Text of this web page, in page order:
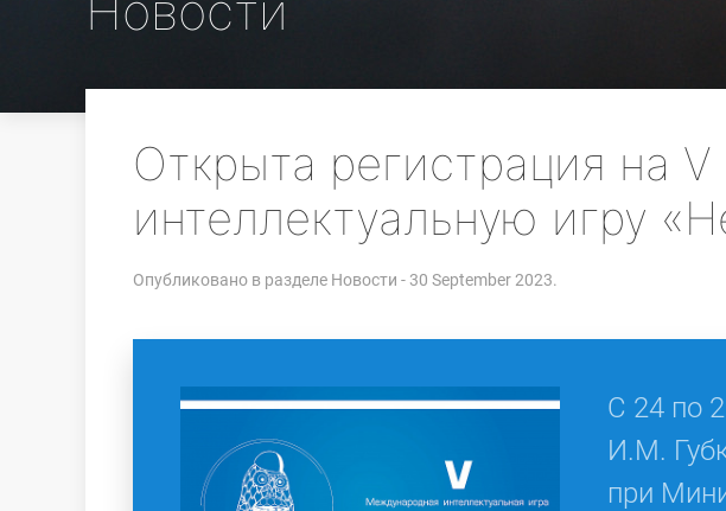
Открыта регистрация на
интеллектуальную игру
Опубликовано в разделе Новости - 30 September 2023.
С 24 по
И.М.
при